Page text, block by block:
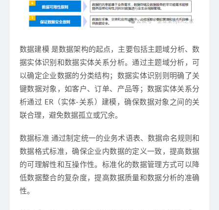
数据建模 是数据架构的起点，主要包括主题域分析、数
据实体识别和数据实体关系分析。通过主题域分析，可
以确定企业数据的分类结构；数据实体识别则明确了关
键数据对象，如客户、订单、产品等；数据实体关系分
析通过 ER（实体-关系）建模，确保数据对象之间的关
联合理，避免数据孤立或冗余。
数据标准 通过制定统一的业务术语表、数据命名规则和
数据格式标准，确保企业内数据的定义一致，提高数据
的可理解性和互操作性。标准化的数据管理方式可以降
低数据整合的复杂度，提高数据质量和数据分析的准确
性。